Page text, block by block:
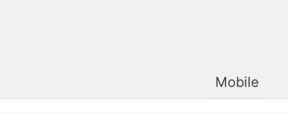
Mobile